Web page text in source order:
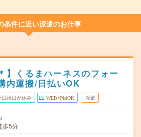
条件に近い派遣のお仕事
】くるまハーネスのフォー
内運搬/日払いOK
日祝日が休み WEB登録OK 派遣
歩5分